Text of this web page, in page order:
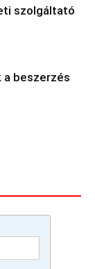
szolgáltató
a beszerzés